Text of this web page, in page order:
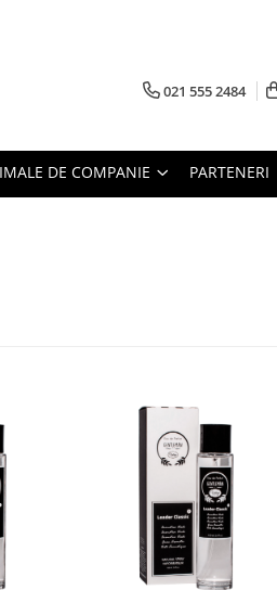
021 555 2484
DE COMPANIE PARTENERI